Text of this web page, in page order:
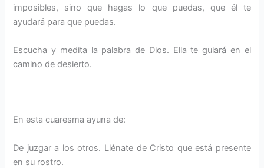
imposibles, sino que hagas lo que puedas, que él te
ayudará para que puedas.
Escucha y medita la palabra de Dios. Ella te guiará en el
camino de desierto.
En esta cuaresma ayuna de:
De juzgar a los otros. Llénate de Cristo que está presente
en su rostro.